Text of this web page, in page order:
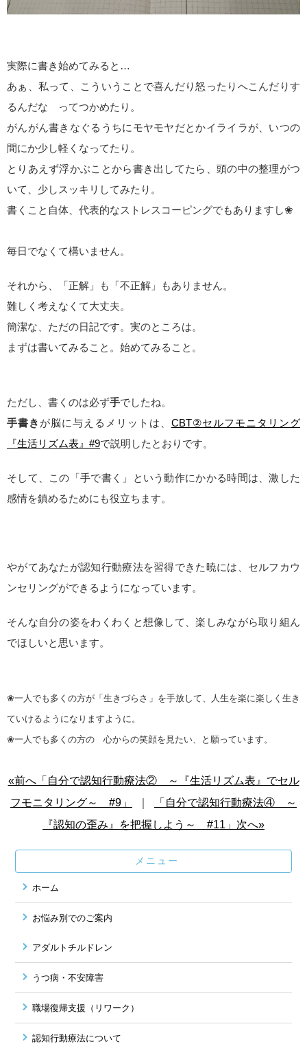
実際に書き始めてみると…
あぁ、私って、こういうことで喜んだり怒ったりへこんだりす
るんだな ってつかめたり。
がんがん書きなぐるうちにモヤモヤだとかイライラが、いつの
間にか少し軽くなってたり。
とりあえず浮かぶことから書き出してたら、頭の中の整理がつ
いて、少しスッキリしてみたり。
書くこと自体、代表的なストレスコーピングでもありますし❀
毎日でなくて構いません。
それから、「正解」も「不正解」もありません。
難しく考えなくて大丈夫。
簡潔な、ただの日記です。実のところは。
まずは書いてみること。始めてみること。
ただし、書くのは必ず手でしたね。
手書き が脳に与えるメリットは、 CBT②セルフモニタリング
『生活リズム表』#9で説明したとおりです。
そして、この「手で書く」という動作にかかる時間は、激した
感情を鎮めるためにも役立ちます。
やがてあなたが認知行動療法を習得できた暁には、セルフカウ
ンセリングができるようになっています。
そんな自分の姿をわくわくと想像して、楽しみながら取り組ん
でほしいと思います。
❀一人でも多くの方が「生きづらさ」を手放して、人生を楽に楽しく生き
ていけるようになりますように。
❀一人でも多くの方の 心からの笑顔を見たい、と願っています。
«前へ「自分で認知行動療法② ～『生活リズム表』でセル
フモニタリング～ #9」
「自分で認知行動療法④ ～
『認知の歪み』を把握しよう～ #11」次へ»
メニュー
ホーム
お悩み別でのご案内
アダルトチルドレン
うつ病・不安障害
職場復帰支援（リワーク）
認知行動療法について